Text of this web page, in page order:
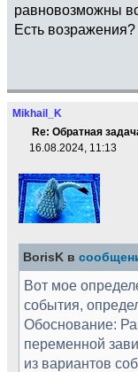
равновозможны
Есть возражения?
Mikhail_K
Re: Обратная
16.08.2024, 11:13
BorisK в
Вот мое
события,
Обоснование:
переменной
из вариантов